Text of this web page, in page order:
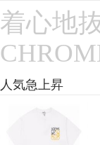
着心地
人気急上昇